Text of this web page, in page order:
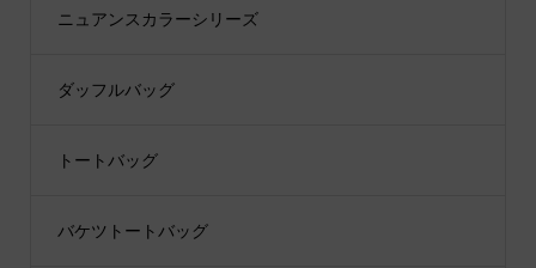
ニュアンスカラーシリーズ
ダッフルバッグ
トートバッグ
バケツトートバッグ